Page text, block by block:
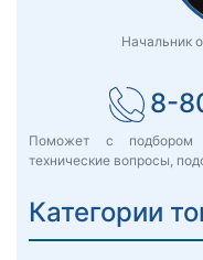
Начальник
8-
Поможет с подбором
технические вопросы,
Категории